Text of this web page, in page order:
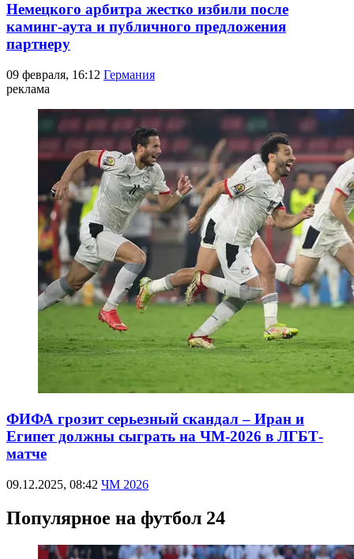
Немецкого арбитра жестко избили после
каминг-аута и публичного предложения
партнеру
09 февраля, 16:12 Германия
реклама
ФИФА грозит серьезный скандал – Иран и
Египет должны сыграть на ЧМ-2026 в ЛГБТ-
матче
09.12.2025, 08:42 ЧМ 2026
Популярное на футбол 24